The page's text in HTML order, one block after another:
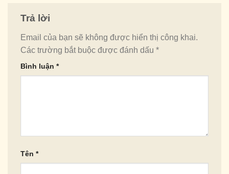
Trả lời
Email của bạn sẽ không được hiển thị công khai.
Các trường bắt buộc được đánh dấu *
Bình luận *
Tên *